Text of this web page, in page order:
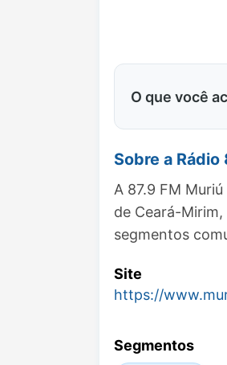
O que você
Sobre a Rádio
A 87.9 FM
de Ceará-
segmentos
Site
https://
Segmentos